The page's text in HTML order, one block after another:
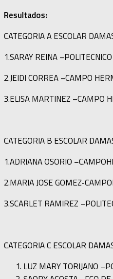
Resultados:
CATEGORIA A ESCOLAR
1.SARAY REINA –POLITECNICO
2.JEIDI CORREA –CAMPO
3.ELISA MARTINEZ –CAMPO
CATEGORIA B ESCOLAR
1.ADRIANA OSORIO
2.MARIA JOSE GOMEZ-
3.SCARLET RAMIREZ
CATEGORIA C ESCOLAR
LUZ MARY TORIJANO